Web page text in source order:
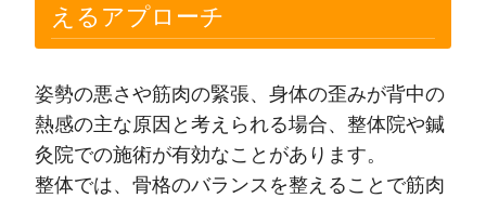
えるアプローチ
姿勢の悪さや筋肉の緊張、身体の歪みが背中の
熱感の主な原因と考えられる場合、整体院や鍼
灸院での施術が有効なことがあります。
整体では、骨格のバランスを整えることで筋肉